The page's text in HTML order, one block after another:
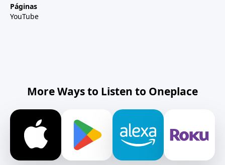
Páginas
YouTube
More Ways to Listen to Oneplace